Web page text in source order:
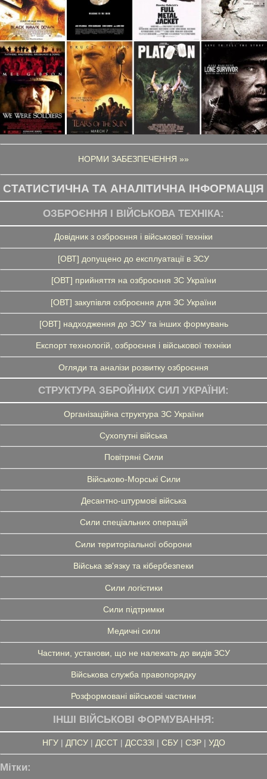
НОРМИ ЗАБЕЗПЕЧЕННЯ »»
СТАТИСТИЧНА ТА АНАЛІТИЧНА ІНФОРМАЦІЯ
ОЗБРОЄННЯ І ВІЙСЬКОВА ТЕХНІКА:
Довідник з озброєння і військової техніки
[ОВТ] допущено до експлуатації в ЗСУ
[ОВТ] прийняття на озброєння ЗС України
[ОВТ] закупівля озброєння для ЗС України
[ОВТ] надходження до ЗСУ та інших формувань
Експорт технологій, озброєння і військової техніки
Огляди та аналізи розвитку озброєння
СТРУКТУРА ЗБРОЙНИХ СИЛ УКРАЇНИ:
Організаційна структура ЗС України
Сухопутні війська
Повітряні Сили
Військово-Морські Сили
Десантно-штурмові війська
Сили спеціальних операцій
Сили територіальної оборони
Війська зв'язку та кібербезпеки
Сили логістики
Сили підтримки
Медичні сили
Частини, установи, що не належать до видів ЗСУ
Військова служба правопорядку
Розформовані військові частини
ІНШІ ВІЙСЬКОВІ ФОРМУВАННЯ:
НГУ| ДПСУ| ДССТ| ДССЗЗІ | СБУ| СЗР| УДО
Мітки: